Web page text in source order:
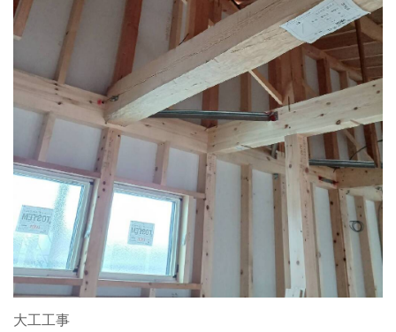
大工工事